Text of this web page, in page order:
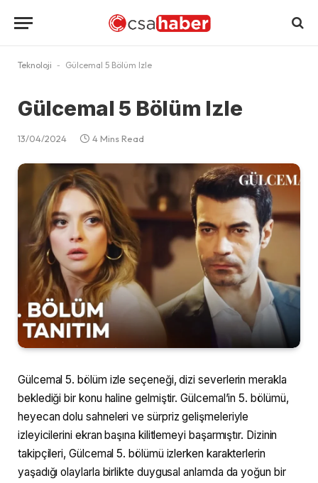
Teknoloji - Gülcemal 5 Bölüm Izle
Gülcemal 5 Bölüm Izle
13/04/2024 4 Mins Read
Gülcemal 5. bölüm izle seçeneği, dizi severlerin merakla
beklediği bir konu haline gelmiştir. Gülcemal’in 5. bölümü,
heyecan dolu sahneleri ve sürpriz gelişmeleriyle
izleyicilerini ekran başına kilitlemeyi başarmıştır. Dizinin
takipçileri, Gülcemal 5. bölümü izlerken karakterlerin
yaşadığı olaylarla birlikte duygusal anlamda da yoğun bir